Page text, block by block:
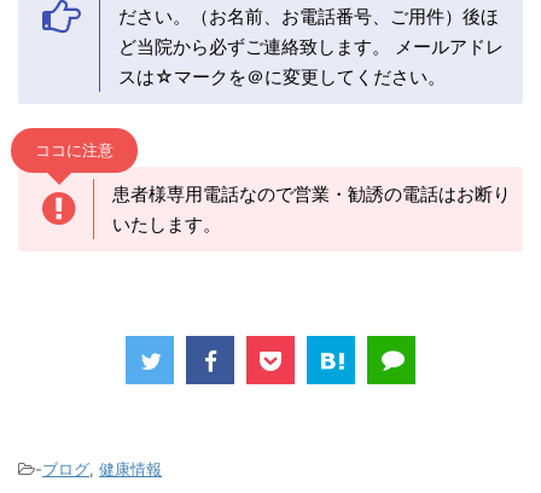
ださい。（お名前、お電話番号、ご用件）後ほ
ど当院から必ずご連絡致します。 メールアドレ
スは☆マークを＠に変更してください。
ココに注意
患者様専用電話なので営業・勧誘の電話はお断り
いたします。
-ブログ, 健康情報